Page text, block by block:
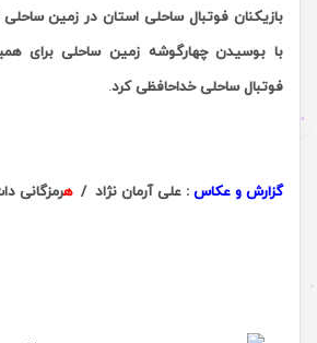
بازیکنان فوتبال ساحلی استان در زمین ساحلی
با بوسیدن چهارگوشه زمین ساحلی برای
فوتبال ساحلی خداحافظی کرد.
گزارش و عکاس : علی آرمان نژاد /هرمزگانی